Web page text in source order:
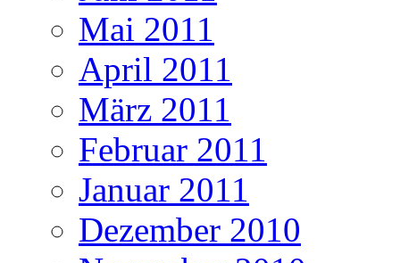
Mai 2011
April 2011
März 2011
Februar 2011
Januar 2011
Dezember 2010